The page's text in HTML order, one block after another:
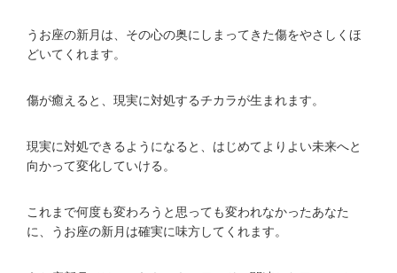
うお座の新月は、その心の奥にしまってきた傷をやさしくほ
どいてくれます。
傷が癒えると、現実に対処するチカラが生まれます。
現実に対処できるようになると、はじめてよりよい未来へと
向かって変化していける。
これまで何度も変わろうと思っても変われなかったあなた
に、うお座の新月は確実に味方してくれます。